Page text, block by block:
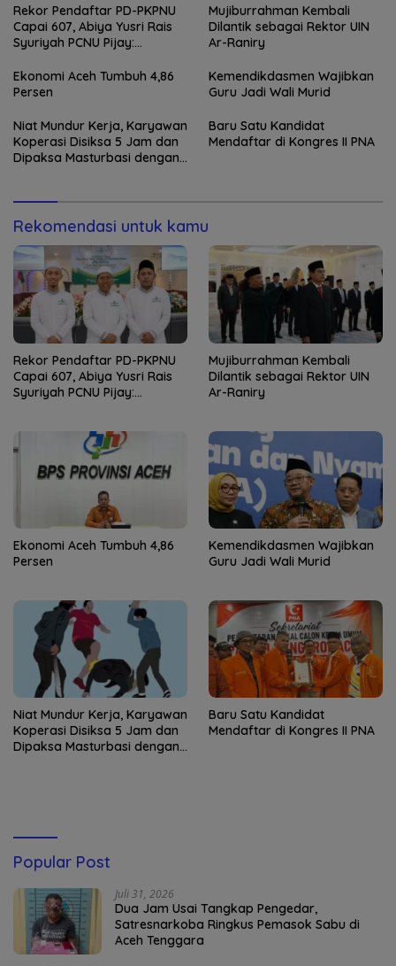
Rekor Pendaftar PD-PKPNU
Capai 607, Abiya Yusri Rais
Syuriyah PCNU Pijay:
Jantung Jam’iyah
Mujiburrahman Kembali
Dilantik sebagai Rektor UIN
Ar-Raniry
Ekonomi Aceh Tumbuh 4,86
Persen
Kemendikdasmen Wajibkan
Guru Jadi Wali Murid
Niat Mundur Kerja, Karyawan
Koperasi Disiksa 5 Jam dan
Dipaksa Masturbasi dengan
Baru Satu Kandidat
Mendaftar di Kongres II PNA
Rekomendasi untuk kamu
Rekor Pendaftar PD-PKPNU
Capai 607, Abiya Yusri Rais
Syuriyah PCNU Pijay:
Mujiburrahman Kembali
Dilantik sebagai Rektor UIN
Ar-Raniry
Ekonomi Aceh Tumbuh 4,86
Persen
Kemendikdasmen Wajibkan
Guru Jadi Wali Murid
Niat Mundur Kerja, Karyawan
Koperasi Disiksa 5 Jam dan
Dipaksa Masturbasi dengan
Baru Satu Kandidat
Mendaftar di Kongres II PNA
Popular Post
Juli 31, 2026
Dua Jam Usai Tangkap Pengedar,
Satresnarkoba Ringkus Pemasok Sabu di
Aceh Tenggara